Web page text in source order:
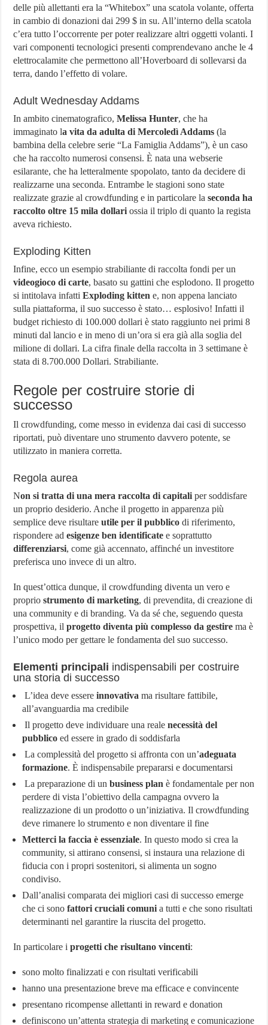
delle più allettanti era la “Whitebox” una scatola volante, offerta
in cambio di donazioni dai 299 $ in su. All’interno della scatola
c’era tutto l’occorrente per poter realizzare altri oggetti volanti. I
vari componenti tecnologici presenti comprendevano anche le 4
elettrocalamite che permettono all’Hoverboard di sollevarsi da
terra, dando l’effetto di volare.
Adult Wednesday Addams
In ambito cinematografico,Melissa Hunter, che ha
immaginato la vita da adulta di Mercoledì Addams(la
bambina della celebre serie “La Famiglia Addams”), è un caso
che ha raccolto numerosi consensi. È nata una webserie
esilarante, che ha letteralmente spopolato, tanto da decidere di
realizzarne una seconda. Entrambe le stagioni sono state
realizzate grazie al crowdfunding e in particolare la seconda ha
raccolto oltre 15 mila dollari ossia il triplo di quanto la regista
aveva richiesto.
Exploding Kitten
Infine, ecco un esempio strabiliante di raccolta fondi per un
videogioco di carte, basato su gattini che esplodono. Il progetto
si intitolava infattiExploding kittene, non appena lanciato
sulla piattaforma, il suo successo è stato… esplosivo! Infatti il
budget richiesto di 100.000 dollari è stato raggiunto nei primi 8
minuti dal lancio e in meno di un’ora si era già alla soglia del
milione di dollari. La cifra finale della raccolta in 3 settimane è
stata di 8.700.000 Dollari. Strabiliante.
Regole per costruire storie di
successo
Il crowdfunding, come messo in evidenza dai casi di successo
riportati, può diventare uno strumento davvero potente, se
utilizzato in maniera corretta.
Regola aurea
Non si tratta di una mera raccolta di capitali per soddisfare
un proprio desiderio. Anche il progetto in apparenza più
semplice deve risultareutile per il pubblico di riferimento,
rispondere adesigenze ben identificate e soprattutto
differenziarsi, come già accennato, affinché un investitore
preferisca uno invece di un altro.
In quest’ottica dunque, il crowdfunding diventa un vero e
propriostrumento di marketing, di prevendita, di creazione di
una community e di branding. Va da sé che, seguendo questa
prospettiva, ilprogetto diventa più complesso da gestire ma è
l’unico modo per gettare le fondamenta del suo successo.
Elementi principali indispensabili per costruire
una storia di successo
L’idea deve essereinnovativa ma risultare fattibile,
all’avanguardia ma credibile
Il progetto deve individuare una realenecessità del
pubblico ed essere in grado di soddisfarla
La complessità del progetto si affronta con un’adeguata
formazione. È indispensabile prepararsi e documentarsi
La preparazione di unbusiness plan è fondamentale per non
perdere di vista l’obiettivo della campagna ovvero la
realizzazione di un prodotto o un’iniziativa. Il crowdfunding
deve rimanere lo strumento e non diventare il fine
Metterci la faccia è essenziale. In questo modo si crea la
community, si attirano consensi, si instaura una relazione di
fiducia con i propri sostenitori, si alimenta un sogno
condiviso.
Dall’analisi comparata dei migliori casi di successo emerge
che ci sonofattori cruciali comuni a tutti e che sono risultati
determinanti nel garantire la riuscita del progetto.
In particolare iprogetti che risultano vincenti:
sono molto finalizzati e con risultati verificabili
hanno una presentazione breve ma efficace e convincente
presentano ricompense allettanti in reward e donation
definiscono un’attenta strategia di marketing e comunicazione